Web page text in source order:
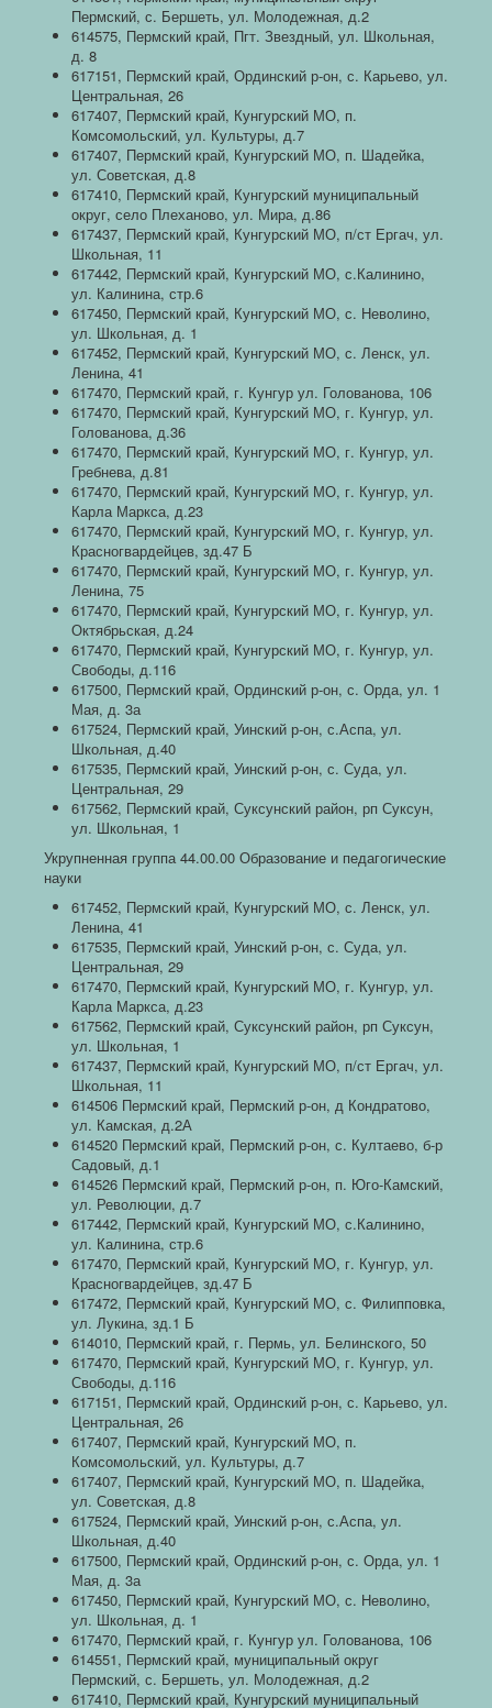
Пермский, с. Бершеть, ул. Молодежная, д.2
614575, Пермский край, Пгт. Звездный, ул. Школьная,
д. 8
617151, Пермский край, Ординский р-он, с. Карьево, ул.
Центральная, 26
617407, Пермский край, Кунгурский МО, п.
Комсомольский, ул. Культуры, д.7
617407, Пермский край, Кунгурский МО, п. Шадейка,
ул. Советская, д.8
617410, Пермский край, Кунгурский муниципальный
округ, село Плеханово, ул. Мира, д.86
617437, Пермский край, Кунгурский МО, п/ст Ергач, ул.
Школьная, 11
617442, Пермский край, Кунгурский МО, с.Калинино,
ул. Калинина, стр.6
617450, Пермский край, Кунгурский МО, с. Неволино,
ул. Школьная, д. 1
617452, Пермский край, Кунгурский МО, с. Ленск, ул.
Ленина, 41
617470, Пермский край, г. Кунгур ул. Голованова, 106
617470, Пермский край, Кунгурский МО, г. Кунгур, ул.
Голованова, д.36
617470, Пермский край, Кунгурский МО, г. Кунгур, ул.
Гребнева, д.81
617470, Пермский край, Кунгурский МО, г. Кунгур, ул.
Карла Маркса, д.23
617470, Пермский край, Кунгурский МО, г. Кунгур, ул.
Красногвардейцев, зд.47 Б
617470, Пермский край, Кунгурский МО, г. Кунгур, ул.
Ленина, 75
617470, Пермский край, Кунгурский МО, г. Кунгур, ул.
Октябрьская, д.24
617470, Пермский край, Кунгурский МО, г. Кунгур, ул.
Свободы, д.116
617500, Пермский край, Ординский р-он, с. Орда, ул. 1
Мая, д. 3а
617524, Пермский край, Уинский р-он, с.Аспа, ул.
Школьная, д.40
617535, Пермский край, Уинский р-он, с. Суда, ул.
Центральная, 29
617562, Пермский край, Суксунский район, рп Суксун,
ул. Школьная, 1
Укрупненная группа 44.00.00 Образование и педагогические
науки
617452, Пермский край, Кунгурский МО, с. Ленск, ул.
Ленина, 41
617535, Пермский край, Уинский р-он, с. Суда, ул.
Центральная, 29
617470, Пермский край, Кунгурский МО, г. Кунгур, ул.
Карла Маркса, д.23
617562, Пермский край, Суксунский район, рп Суксун,
ул. Школьная, 1
617437, Пермский край, Кунгурский МО, п/ст Ергач, ул.
Школьная, 11
614506 Пермский край, Пермский р-он, д Кондратово,
ул. Камская, д.2А
614520 Пермский край, Пермский р-он, с. Култаево, б-р
Садовый, д.1
614526 Пермский край, Пермский р-он, п. Юго-Камский,
ул. Революции, д.7
617442, Пермский край, Кунгурский МО, с.Калинино,
ул. Калинина, стр.6
617470, Пермский край, Кунгурский МО, г. Кунгур, ул.
Красногвардейцев, зд.47 Б
617472, Пермский край, Кунгурский МО, с. Филипповка,
ул. Лукина, зд.1 Б
614010, Пермский край, г. Пермь, ул. Белинского, 50
617470, Пермский край, Кунгурский МО, г. Кунгур, ул.
Свободы, д.116
617151, Пермский край, Ординский р-он, с. Карьево, ул.
Центральная, 26
617407, Пермский край, Кунгурский МО, п.
Комсомольский, ул. Культуры, д.7
617407, Пермский край, Кунгурский МО, п. Шадейка,
ул. Советская, д.8
617524, Пермский край, Уинский р-он, с.Аспа, ул.
Школьная, д.40
617500, Пермский край, Ординский р-он, с. Орда, ул. 1
Мая, д. 3а
617450, Пермский край, Кунгурский МО, с. Неволино,
ул. Школьная, д. 1
617470, Пермский край, г. Кунгур ул. Голованова, 106
614551, Пермский край, муниципальный округ
Пермский, с. Бершеть, ул. Молодежная, д.2
617410, Пермский край, Кунгурский муниципальный